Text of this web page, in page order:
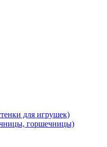
для игрушек)
горшечницы)